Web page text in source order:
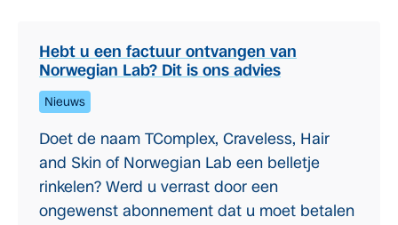
Hebt u een factuur ontvangen van
Norwegian Lab? Dit is ons advies
Nieuws
Doet de naam TComplex, Craveless, Hair
and Skin of Norwegian Lab een belletje
rinkelen? Werd u verrast door een
ongewenst abonnement dat u moet betalen